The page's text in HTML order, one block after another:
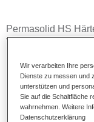
Permasolid HS
Verarbeitung von
Produktmerkmale
Besitzt einen
Ermöglicht eine
Wir verarbeiten Ihre
Dienste zu messen und
unterstützen und
Sie auf die Schaltfläche
wahrnehmen. Weitere
Datenschutzerklärung